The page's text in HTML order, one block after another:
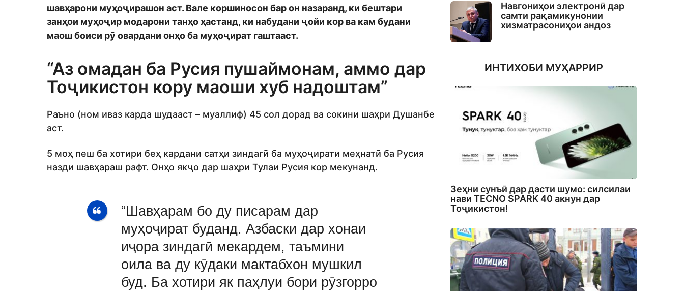
шавҳарони муҳоҷирашон аст. Вале коршиносон бар он назаранд, ки бештари
занҳои муҳоҷир модарони танҳо ҳастанд, ки набудани ҷойи кор ва кам будани
маош боиси рӯ овардани онҳо ба муҳоҷират гаштааст.
“Аз омадан ба Русия пушаймонам, аммо дар
Тоҷикистон кору маоши хуб надоштам”
Раъно (ном иваз карда шудааст – муаллиф) 45 сол дорад ва сокини шаҳри Душанбе
аст.
5 моҳ пеш ба хотири беҳ кардани сатҳи зиндагӣ ба муҳоҷирати меҳнатӣ ба Русия
назди шавҳараш рафт. Онҳо якҷо дар шаҳри Тулаи Русия кор мекунанд.
“Шавҳарам бо ду писарам дар
муҳоҷират буданд. Азбаски дар хонаи
иҷора зиндагӣ мекардем, таъмини
оила ва ду кӯдаки мактабхон мушкил
буд. Ба хотири як паҳлуи бори рӯзгорро
Навгониҳои электронӣ дар
самти рақамикунонии
хизматрасониҳои андоз
ИНТИХОБИ МУҲАРРИР
Зеҳни сунъӣ дар дасти шумо: силсилаи
нави TECNO SPARK 40 акнун дар
Тоҷикистон!